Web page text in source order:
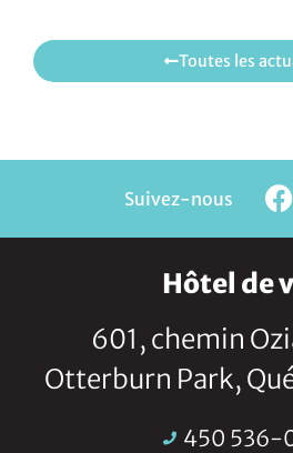
Toutes les
Suivez-nous
Hôtel de
601, chemin
Otterburn Park,
450 536-